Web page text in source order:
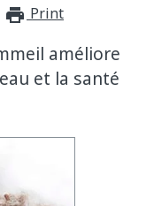
Print
améliore
et la santé